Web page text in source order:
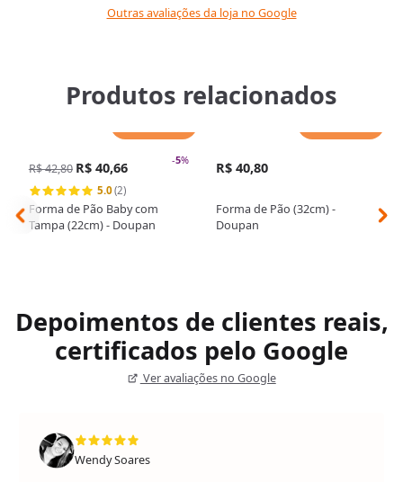
Outras avaliações da loja no Google
Produtos relacionados
-5%
R$ 42,80 R$ 40,66
5.0(2)
Forma de Pão Baby com
Tampa (22cm) - Doupan
R$ 40,80
Forma de Pão (32cm) -
Doupan
Depoimentos de clientes reais,
certificados pelo Google
Ver avaliações no Google
Wendy Soares